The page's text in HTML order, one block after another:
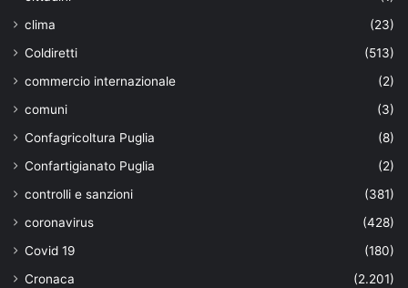
clima
(23)
Coldiretti
(513)
commercio internazionale
(2)
comuni
(3)
Confagricoltura Puglia
(8)
Confartigianato Puglia
(2)
controlli e sanzioni
(381)
coronavirus
(428)
Covid 19
(180)
Cronaca
(2.201)